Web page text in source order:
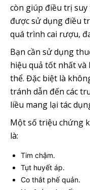
còn giúp điều trị
được sử dụng điều
quá trình cai rượu,
Bạn cần sử dụng
hiệu quả tốt nhất và
thể. Đặc biệt là
tránh dẫn đến các
liều mang lại tác
Một số triệu chứng
là:
Tim chậm.
Tụt huyết áp.
Co thắt phế quản.